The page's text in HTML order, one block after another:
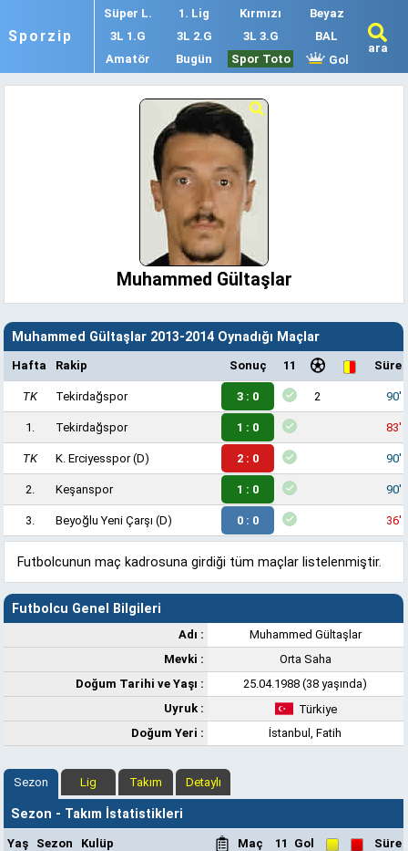
Sporzip
Süper L. 1. Lig Kırmızı
Beyaz
3L 1.G
3L 2.G 3L 3.G
BAL
Amatör
Bugün Spor Toto Gol
ara
Muhammed Gültaşlar
Muhammed Gültaşlar 2013-2014 Oynadığı Maçlar
Hafta Rakip Sonuç 11 Süre
TK Tekirdağspor 3 : 0 2 90'
1. Tekirdağspor 1 : 0 83'
TK K. Erciyesspor(D) 2 : 0 90'
2. Keşanspor 1 : 0 90'
3. Beyoğlu Yeni Çarşı (D) 0 : 0 36'
Futbolcunun maç kadrosuna girdiği tüm maçlar listelenmiştir.
Futbolcu Genel Bilgileri
Adı :
Muhammed Gültaşlar
Mevki :
Orta Saha
Doğum Tarihi ve Yaşı :
25.04.1988 (38 yaşında)
Uyruk :
Türkiye
Doğum Yeri :
İstanbul, Fatih
Sezon Lig Takım Detaylı
Sezon - Takım İstatistikleri
Yaş Sezon Kulüp Maç 11 Gol
Süre